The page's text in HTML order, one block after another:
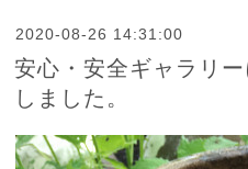
2020-08-26 14:31:00
安心・安全ギャラリ
しました。